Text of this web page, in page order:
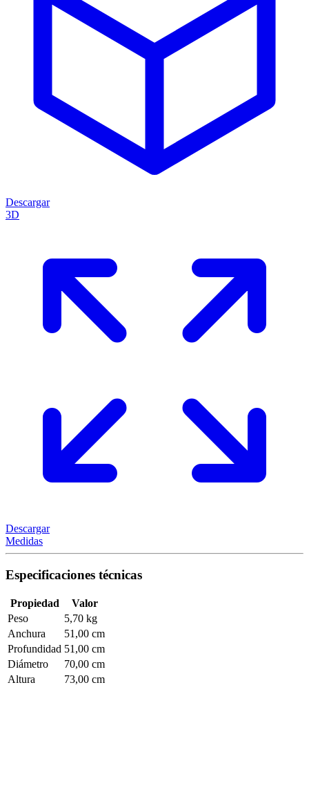
Descargar
3D
Descargar
Medidas
Especificaciones técnicas
Propiedad
Valor
Peso
5,70 kg
Anchura
51,00 cm
Profundidad 51,00 cm
Diámetro
70,00 cm
Altura
73,00 cm